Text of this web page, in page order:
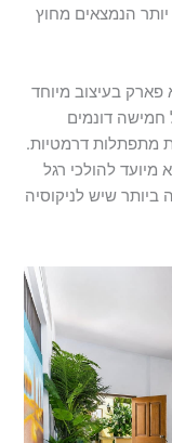
הנמצאים מחוץ
בעיצוב מיוחד
חמישה דונמים
מתפתלות דרמטיות.
מיועד להולכי רגל
שיש לניקוסיה